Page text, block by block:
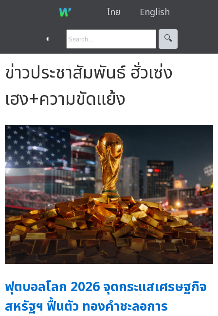
ไทย English
◐ 🔍︎
ข่าวประชาสัมพันธ์ ฮั่วเซ่ง
เฮง+ความขัดแย้ง
ฟุตบอลโลก 2026 จุดกระแสเศรษฐกิจ
สหรัฐฯ ฟื้นตัว ทองคำชะลอการ